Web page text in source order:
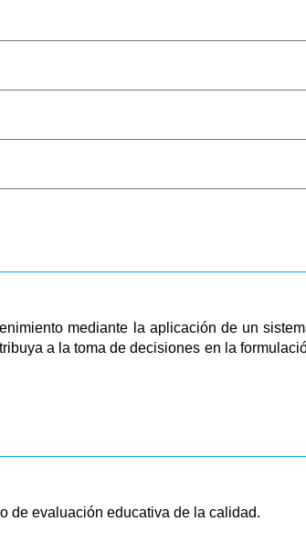
Webmail
mediante la aplicación de un sistema
a la toma de decisiones en la
de evaluación educativa de la calidad.